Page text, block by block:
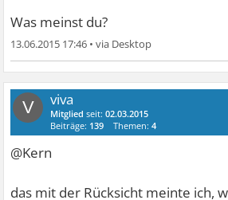
Was meinst du?
13.06.2015 17:46 •
V viva
Mitglied seit:02.03.2015
Beiträge: 139 Themen:4
@Kern
das mit der Rücksicht meinte ich,